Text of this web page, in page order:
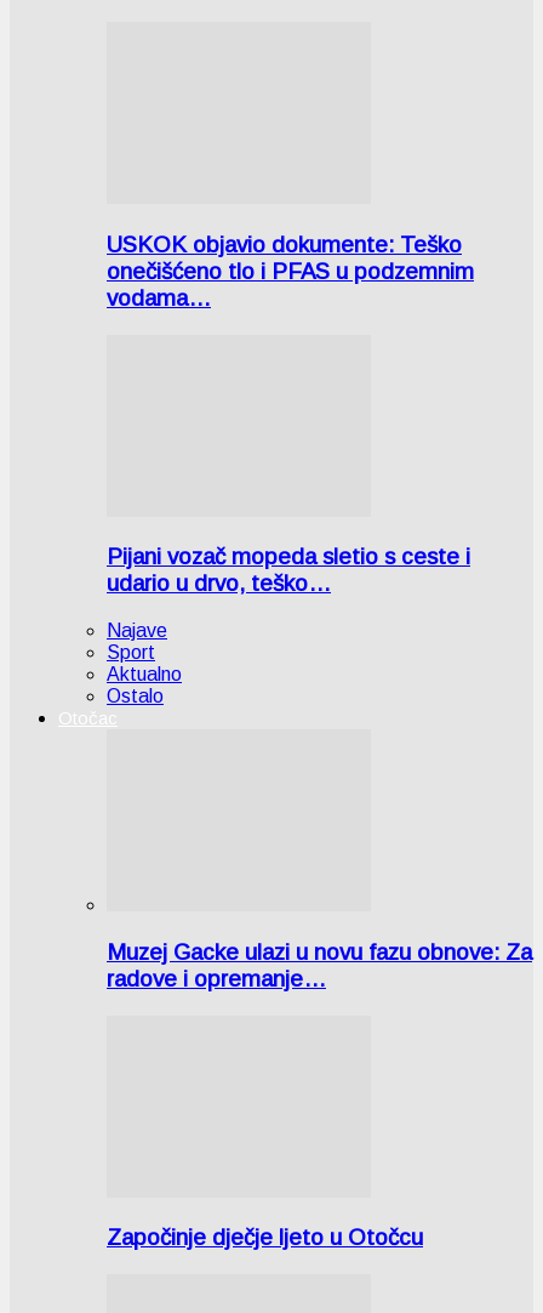
USKOK objavio dokumente: Teško
onečišćeno tlo i PFAS u podzemnim
vodama…
Pijani vozač mopeda sletio s ceste i
udario u drvo, teško…
Najave
Sport
Aktualno
Ostalo
Otočac
Muzej Gacke ulazi u novu fazu obnove: Za
radove i opremanje…
Započinje dječje ljeto u Otočcu